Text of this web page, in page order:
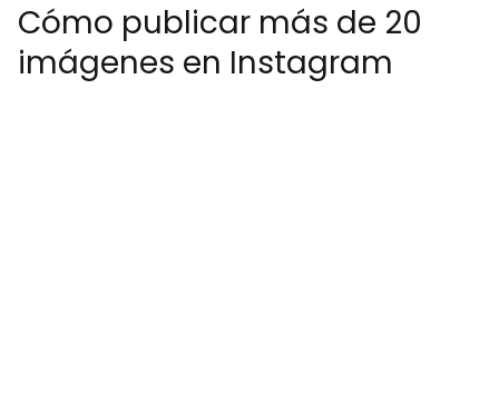
Cómo publicar más de 20
imágenes en Instagram